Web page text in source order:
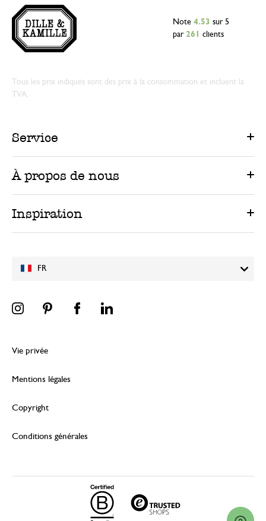
FR
Note 4.53 sur 5
par 261 clients
Tous les prix indiqués sont des prix à la consommation et incluent la
TVA.
Service
À propos de nous
Inspiration
Vie privée
Mentions légales
Copyright
Conditions générales